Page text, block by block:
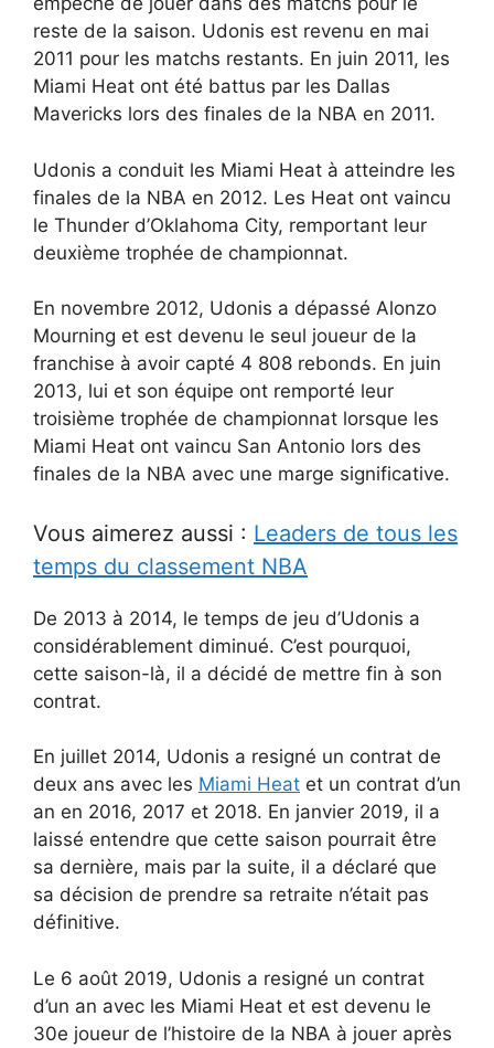
reste de la saison. Udonis est revenu en mai
2011 pour les matchs restants. En juin 2011, les
Miami Heat ont été battus par les Dallas
Mavericks lors des finales de la NBA en 2011.
Udonis a conduit les Miami Heat à atteindre les
finales de la NBA en 2012. Les Heat ont vaincu
le Thunder d’Oklahoma City, remportant leur
deuxième trophée de championnat.
En novembre 2012, Udonis a dépassé Alonzo
Mourning et est devenu le seul joueur de la
franchise à avoir capté 4 808 rebonds. En juin
2013, lui et son équipe ont remporté leur
troisième trophée de championnat lorsque les
Miami Heat ont vaincu San Antonio lors des
finales de la NBA avec une marge significative.
Vous aimerez aussi : Leaders de tous les
temps du classement NBA
De 2013 à 2014, le temps de jeu d’Udonis a
considérablement diminué. C’est pourquoi,
cette saison-là, il a décidé de mettre fin à son
contrat.
En juillet 2014, Udonis a resigné un contrat de
deux ans avec les Miami Heat et un contrat d’un
an en 2016, 2017 et 2018. En janvier 2019, il a
laissé entendre que cette saison pourrait être
sa dernière, mais par la suite, il a déclaré que
sa décision de prendre sa retraite n’était pas
définitive.
Le 6 août 2019, Udonis a resigné un contrat
d’un an avec les Miami Heat et est devenu le
30e joueur de l’histoire de la NBA à jouer après